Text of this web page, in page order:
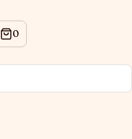
en ontvang